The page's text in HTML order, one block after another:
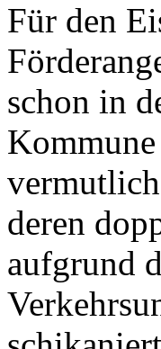
Für den
schon in
deren
aufgrund